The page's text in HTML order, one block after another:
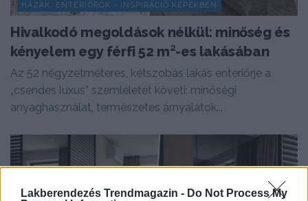
Lakberendezés Trendmagazin - Do Not Process My
HÁZAK, ENTERIŐRÖK - INSPIRÁCIÓ KÉPEKBEN
Hivalkodó megoldások nélkül: minőség és
kényelem egy férfi 52 m²-es lakásában
Az 52 négyzetméteres, kétszobás lakás enteriőrje a
„csendes luxus” szemléletét követi: minőségi
anyaghasználat, természetes árnyalatok...